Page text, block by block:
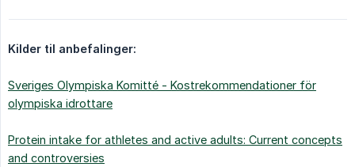
Kilder til anbefalinger:
Sveriges Olympiska Komitté - Kostrekommendationer för
olympiska idrottare
Protein intake for athletes and active adults: Current concepts
and controversies